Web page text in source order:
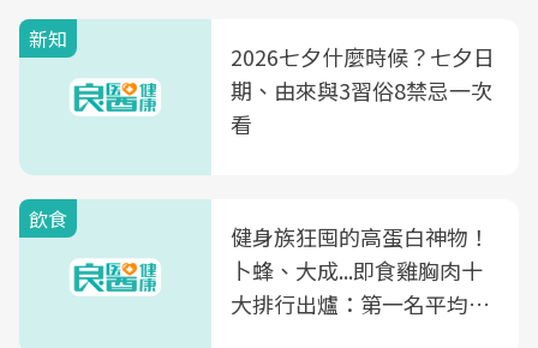
新知
2026七夕什麼時候？七夕日
期、由來與3習俗8禁忌一次
看
飲食
健身族狂囤的高蛋白神物！
卜蜂、大成...即食雞胸肉十
大排行出爐：第一名平均一